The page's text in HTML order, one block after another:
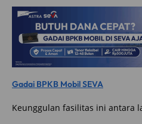
Gadai BPKB Mobil SEVA
Keunggulan fasilitas ini antara